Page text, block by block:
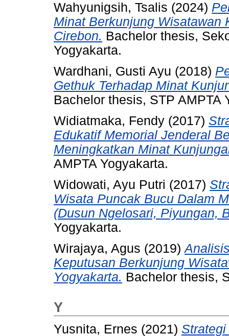
Wahyunigsih, Tsalis (2024)
Minat Berkunjung Wisatawan
Cirebon. Bachelor thesis,
Yogyakarta.
Wardhani, Gusti Ayu (2018)
Gethuk Terhadap Minat
Bachelor thesis, STP AMPTA
Widiatmaka, Fendy (2017)
Edukatif Memorial Jenderal
Meningkatkan Minat
AMPTA Yogyakarta.
Widowati, Ayu Putri (2017)
Wisata Puncak Bucu Dalam
(Dusun Ngelosari, Piyungan,
Yogyakarta.
Wirajaya, Agus (2019)
Keputusan Berkunjung
Yogyakarta. Bachelor thesis,
Y
Yusnita, Ernes (2021)